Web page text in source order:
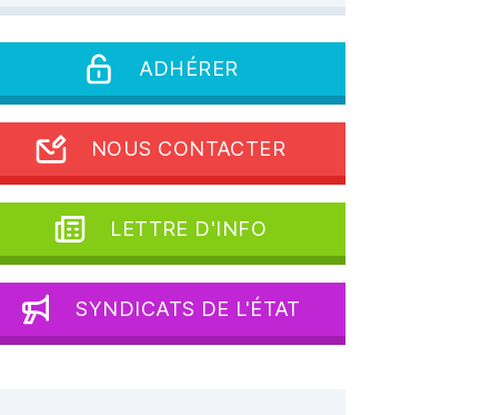
ADHÉRER
NOUS CONTACTER
LETTRE D'INFO
SYNDICATS DE L'ÉTAT